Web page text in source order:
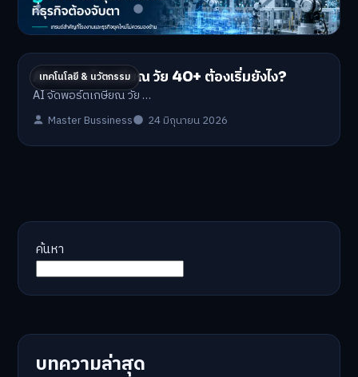
Master Bussiness 1 กรกฎาคม 2026
เทคโนโลยี & นวัตกรรม
AI จัดพอร์ตเกษียณ วัย 40+ ต้องเริ่มยังไง?
AI จัดพอร์ตเกษียณ วัย …
Master Bussiness 24 มิถุนายน 2026
ค้นหา
บทความล่าสุด